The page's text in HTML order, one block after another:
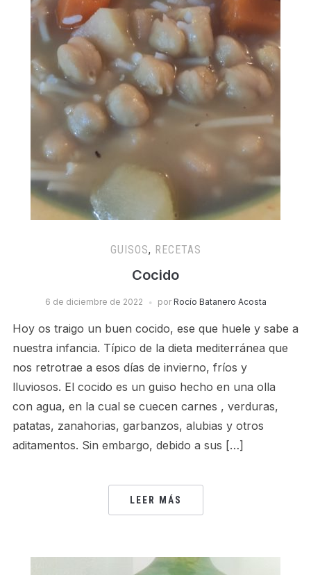
GUISOS, RECETAS
Cocido
6 de diciembre de 2022 por Rocío Batanero Acosta
Hoy os traigo un buen cocido, ese que huele y sabe a
nuestra infancia. Típico de la dieta mediterránea que
nos retrotrae a esos días de invierno, fríos y
lluviosos. El cocido es un guiso hecho en una olla
con agua, en la cual se cuecen carnes , verduras,
patatas, zanahorias, garbanzos, alubias y otros
aditamentos. Sin embargo, debido a sus […]
LEER MÁS